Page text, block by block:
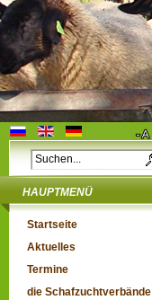
HAUPTMENÜ
Startseite
Aktuelles
Termine
die Schafzuchtverbände